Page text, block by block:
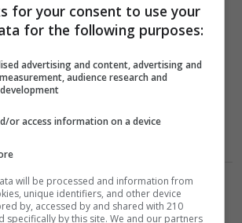
τη Χάρη της Κυρίας
for your consent to use your
for the following purposes:
advertising and content, advertising and
audience research and
or access information on a device
will be processed and information from
unique identifiers, and other device
by, accessed by and shared with 210
specifically by this site. We and our partners